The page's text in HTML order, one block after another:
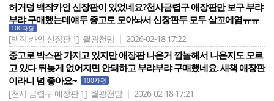
허거덩 백작카인 신장판이 있었네요?천사금렵구 애장판만 보구 부랴
부랴 구매했는데얘두 중고로 모아놔서 신장판두 모두 살꼬에염ㅠㅠ
100자평
[백작 카인 신장판 1] 월광천맘 | 2026-02-18 17:22
중고로 박스판 가지고 있지만 애장판 나온거 깜놀해서 나온지도 모르
고 있다 뒤늦게 없어지면 안돼하고 부랴부랴 구매했네요. 새책 애장판
이라니 넘 좋아요~
100자평
[천사 금렵구 애장판 1] 월광천맘 | 2026-02-18 17:21